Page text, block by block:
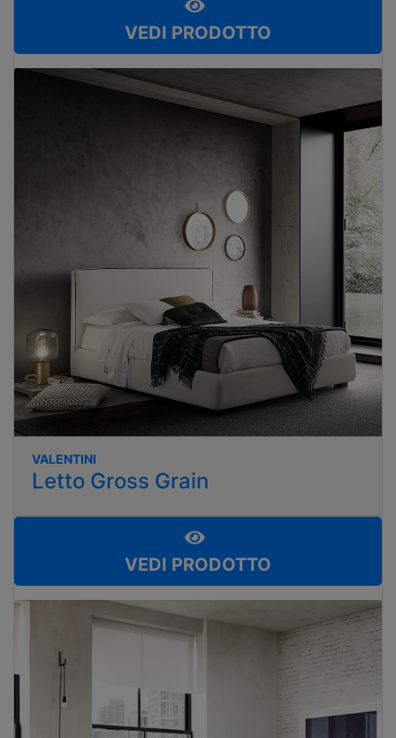
VEDI PRODOTTO
VALENTINI
Letto Gross Grain
VEDI PRODOTTO